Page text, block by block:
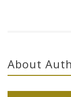
About